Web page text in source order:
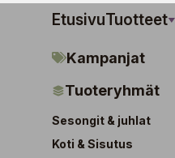
EtusivuTuotteet
Kampanjat
Tuoteryhmät
Sesongit & juhlat
Koti & Sisutus